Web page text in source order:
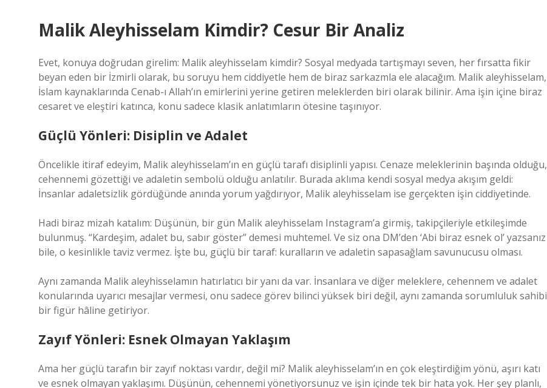
Malik Aleyhisselam Kimdir? Cesur Bir Analiz
Evet, konuya doğrudan girelim: Malik aleyhisselam kimdir? Sosyal medyada tartışmayı seven, her fırsatta fikir
beyan eden bir İzmirli olarak, bu soruyu hem ciddiyetle hem de biraz sarkazmla ele alacağım. Malik aleyhisselam,
İslam kaynaklarında Cenab-ı Allah’ın emirlerini yerine getiren meleklerden biri olarak bilinir. Ama işin içine biraz
cesaret ve eleştiri katınca, konu sadece klasik anlatımların ötesine taşınıyor.
Güçlü Yönleri: Disiplin ve Adalet
Öncelikle itiraf edeyim, Malik aleyhisselam’ın en güçlü tarafı disiplinli yapısı. Cenaze meleklerinin başında olduğu,
cehennemi gözettiği ve adaletin sembolü olduğu anlatılır. Burada aklıma kendi sosyal medya akışım geldi:
İnsanlar adaletsizlik gördüğünde anında yorum yağdırıyor, Malik aleyhisselam ise gerçekten işin ciddiyetinde.
Hadi biraz mizah katalım: Düşünün, bir gün Malik aleyhisselam Instagram’a girmiş, takipçileriyle etkileşimde
bulunmuş. “Kardeşim, adalet bu, sabır göster” demesi muhtemel. Ve siz ona DM’den ‘Abi biraz esnek ol’ yazsanız
bile, o kesinlikle taviz vermez. İşte bu, güçlü bir taraf: kuralların ve adaletin sapasağlam savunucusu olması.
Aynı zamanda Malik aleyhisselamın hatırlatıcı bir yanı da var. İnsanlara ve diğer meleklere, cehennem ve adalet
konularında uyarıcı mesajlar vermesi, onu sadece görev bilinci yüksek biri değil, aynı zamanda sorumluluk sahibi
bir figür hâline getiriyor.
Zayıf Yönleri: Esnek Olmayan Yaklaşım
Ama her güçlü tarafın bir zayıf noktası vardır, değil mi? Malik aleyhisselam’ın en çok eleştirdiğim yönü, aşırı katı
ve esnek olmayan yaklaşımı. Düşünün, cehennemi yönetiyorsunuz ve işin içinde tek bir hata yok. Her şey planlı,